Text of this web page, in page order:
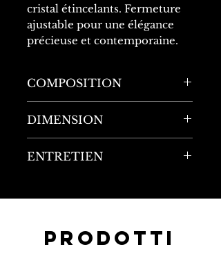
cristal étincelants. Fermeture
ajustable pour une élégance
précieuse et contemporaine.
COMPOSITION
10% Cristal
DIMENSION
Largeur : 1cm
ENTRETIEN
rouille pas, ne noircit pas,
la transpiration, à la
corrosion et aux chocs.
Prodotti